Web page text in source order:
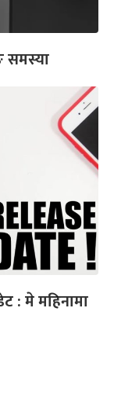
समस्या
: मे महिनामा